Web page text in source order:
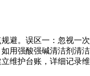
避。误区一：忽视一
用强酸强碱清洁剂清
维护台账，详细记录